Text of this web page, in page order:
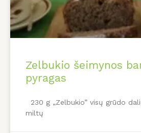
Zelbukio šeimynos
pyragas
230 g „Zelbukio” visų grūdo
miltų